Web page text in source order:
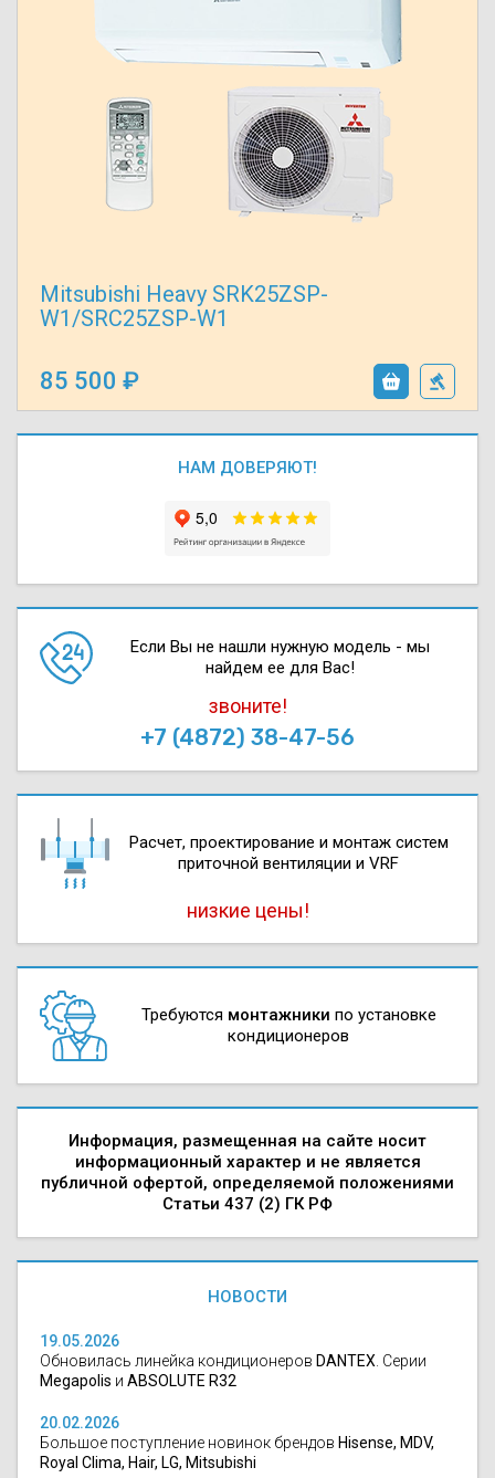
Mitsubishi Heavy SRK25ZSP-
W1/SRC25ZSP-W1
85 500
НАМ ДОВЕРЯЮТ!
Если Вы не нашли нужную модель - мы
найдем ее для Вас!
звоните!
+7 (4872) 38-47-56
Расчет, проектирова­ние и монтаж систем
приточной вентиляции и VRF
низкие цены!
Требуются монтажники по установке
кондиционеров
Информация, размещенная на сайте носит
информационный характер и не является
публичной офертой, определяемой положениями
Статьи 437 (2) ГК РФ
НОВОСТИ
19.05.2026
Обновилась линейка кондиционеров DANTEX . Серии
Megapolis и ABSOLUTE R32
20.02.2026
Большое поступление новинок брендов Hisense, MDV,
Royal Clima, Hair, LG, Mitsubishi